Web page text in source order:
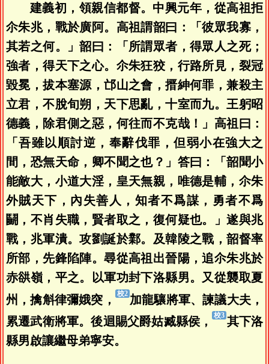
建義初，領親信都督。中興元年，從高祖拒
尒朱兆，戰於廣阿。高祖謂韶曰：「彼眾我寡，
其若之何。」韶曰：「所謂眾者，得眾人之死；
強者，得天下之心。尒朱狂狡，行路所見，裂冠
毀冕，拔本塞源，邙山之會，搢紳何罪，兼殺主
立君，不脫旬朔，天下思亂，十室而九。王躬昭
德義，除君側之惡，何往而不克哉！」高祖曰：
「吾雖以順討逆，奉辭伐罪，但弱小在強大之
間，恐無天命，卿不聞之也？」答曰：「韶聞小
能敵大，小道大淫，皇天無親，唯德是輔，尒朱
外賊天下，內失善人，知者不爲謀，勇者不爲
鬭，不肖失職，賢者取之，復何疑也。」遂與兆
戰，兆軍潰。攻劉誕於鄴。及韓陵之戰，韶督率
所部，先鋒陷陣。尋從高祖出晉陽，追尒朱兆於
赤谼嶺，平之。以軍功封下洛縣男。又從襲取夏
州，擒斛律彌娥突，
加龍驤將軍、諫議大夫，
累遷武衛將軍。後迴賜父爵姑臧縣侯，
其下洛
縣男啟讓繼母弟寧安。